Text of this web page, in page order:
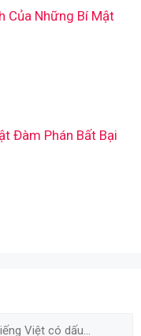
Của Những Bí Mật
Đàm Phán Bất Bại